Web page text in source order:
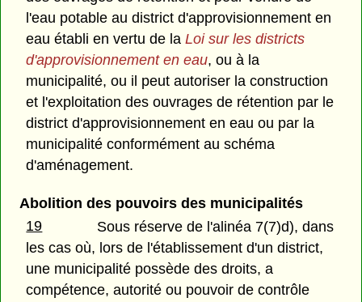
l'eau potable au district d'approvisionnement en
eau établi en vertu de laLoi sur les districts
d'approvisionnement en eau, ou à la
municipalité, ou il peut autoriser la construction
et l'exploitation des ouvrages de rétention par le
district d'approvisionnement en eau ou par la
municipalité conformément au schéma
d'aménagement.
Abolition des pouvoirs des municipalités
19
Sous réserve de l'alinéa 7(7)d), dans
les cas où, lors de l'établissement d'un district,
une municipalité possède des droits, a
compétence, autorité ou pouvoir de contrôle